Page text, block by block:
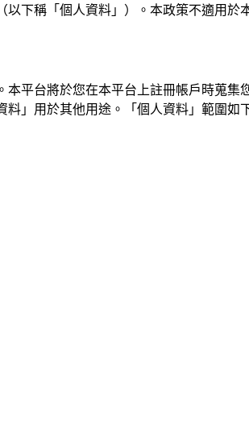
下稱「個人資料」）。本政策不適用於
平台將於您在本平台上註冊帳戶時蒐
」用於其他用途。「個人資料」範圍如